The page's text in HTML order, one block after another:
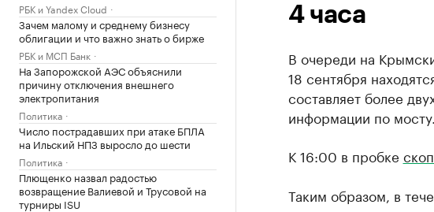
РБК и Yandex Cloud
Зачем малому и среднему бизнесу
облигации и что важно знать о бирже
РБК и МСП Банк
На Запорожской АЭС объяснили
причину отключения внешнего
электропитания
Политика
Число пострадавших при атаке БПЛА
на Ильский НПЗ выросло до шести
Политика
Плющенко назвал радостью
возвращение Валиевой и Трусовой на
турниры ISU
4 часа
В очереди на
18 сентября
составляет более
информации по мосту.
К 16:00 в пробке
Таким образом, в